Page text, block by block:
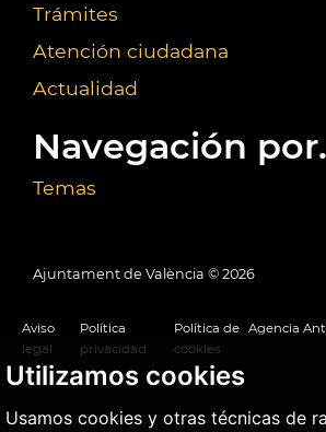
Utilizamos cookies
Usamos cookies y otras técnicas de
Trámites
Atención ciudadana
Actualidad
Navegación
Temas
Ajuntament de València © 2026
Aviso
legal
Política
privacidad
Política de
cookies
Agencia